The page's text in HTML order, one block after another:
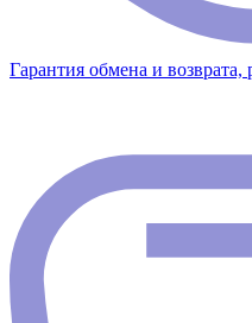
Гарантия обмена и возврата,